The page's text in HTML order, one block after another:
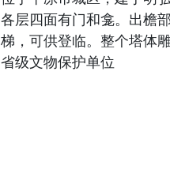
各层四面有门和龛。出檐
梯，可供登临。整个塔体
省级文物保护单位